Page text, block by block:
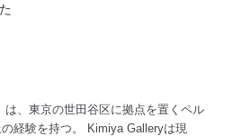
は、東京の世田谷区に拠点を置くペル
経験を持つ。 Kimiya Galleryは現